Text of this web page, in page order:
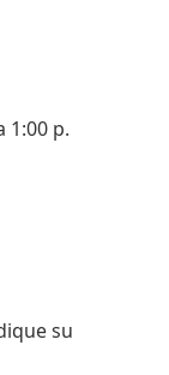
1:00 p.
su